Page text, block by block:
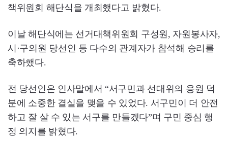
책위원회 해단식을 개최했다고 밝혔다.
이날 해단식에는 선거대책위원회 구성원, 자원봉사자,
시·구의원 당선인 등 다수의 관계자가 참석해 승리를
축하했다.
전 당선인은 인사말에서 “서구민과 선대위의 응원 덕
분에 소중한 결실을 맺을 수 있었다. 서구민이 더 안전
하고 잘 살 수 있는 서구를 만들겠다”며 구민 중심 행
정 의지를 밝혔다.